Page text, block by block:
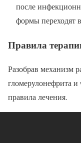
после
формы переходят
Правила
Разобрав механизм
гломерулонефрита и
правила лечения.